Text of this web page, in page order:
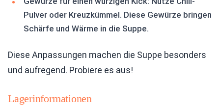
Pulver oder Kreuzkümmel. Diese Gewürze bringen
Schärfe und Wärme in die Suppe.
Diese Anpassungen machen die Suppe besonders
und aufregend. Probiere es aus!
Lagerinformationen